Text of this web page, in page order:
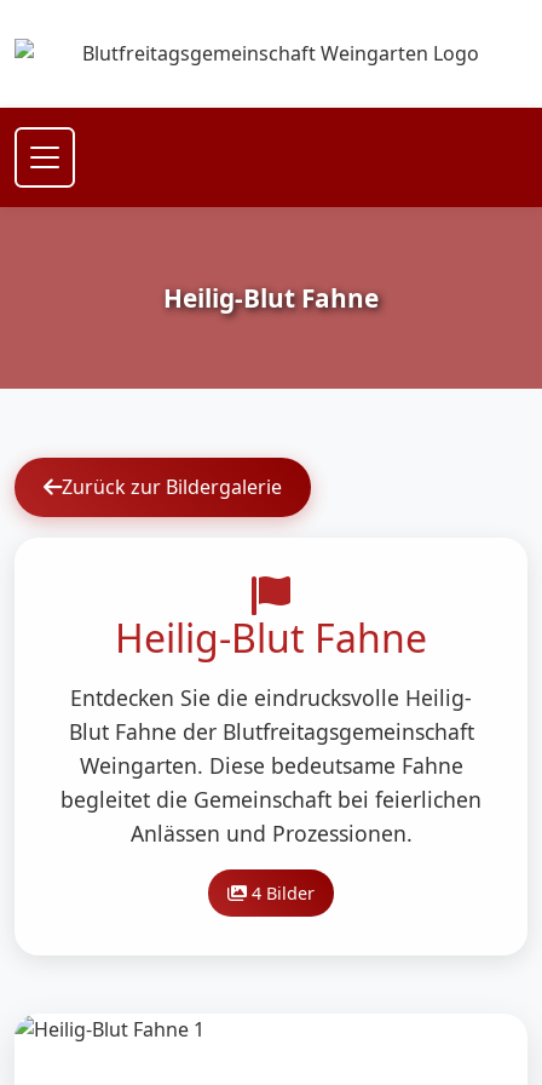
Heilig-Blut Fahne
Zurück zur Bildergalerie
Heilig-Blut Fahne
Entdecken Sie die eindrucksvolle Heilig-
Blut Fahne der Blutfreitagsgemeinschaft
Weingarten. Diese bedeutsame Fahne
begleitet die Gemeinschaft bei feierlichen
Anlässen und Prozessionen.
4 Bilder